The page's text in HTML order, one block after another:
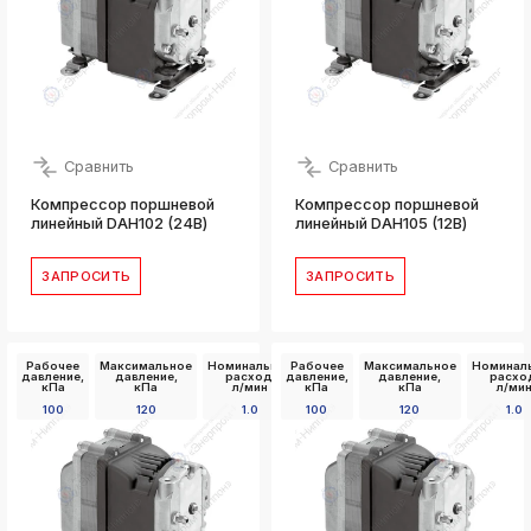
Сравнить
Компрессор поршневой
линейный DAH102 (24В)
ЗАПРОСИТЬ
Сравнить
Компрессор поршневой
линейный DAH105 (12В)
ЗАПРОСИТЬ
Рабочее
давление,
кПа
100
Максимальное
давление,
кПа
120
Номинальный
расход,
л/мин
1.0
Рабочее
давление,
кПа
100
Максимальное
давление,
кПа
120
л/
1.0